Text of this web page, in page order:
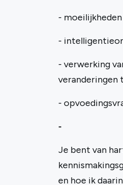
-
-
- verwerking
veranderingen
-
-
Je bent van
en hoe ik